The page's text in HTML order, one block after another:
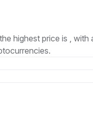
highest price is , with